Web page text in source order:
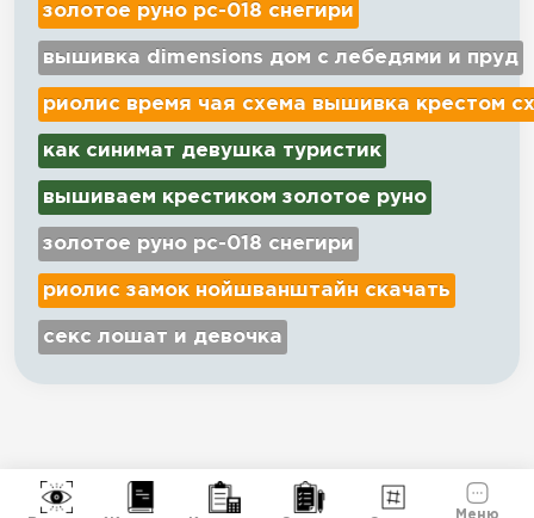
золотое руно рс-018 снегири
вышивка dimensions дом с лебедями и пруд
риолис время чая схема вышивка крестом
как синимат девушка туристик
вышиваем крестиком золотое руно
золотое руно рс-018 снегири
риолис замок нойшванштайн скачать
секс лошат и девочка
Меню